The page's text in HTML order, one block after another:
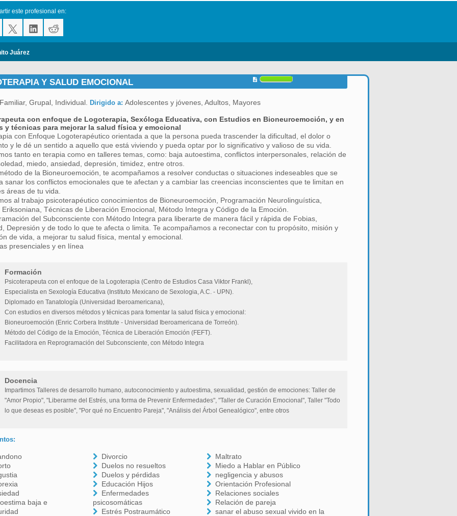
este profesional en:
Juárez
Y SALUD EMOCIONAL
Grupal, Individual. Dirigido a: Adolescentes y jóvenes, Adultos, Mayores
con enfoque de Logoterapia, Sexóloga Educativa, con Estudios en Bioneuroemoción, y en
y técnicas para mejorar la salud física y emocional
con Enfoque Logoterapéutico orientada a que la persona pueda trascender la dificultad, el dolor o
y le dé un sentido a aquello que está viviendo y pueda optar por lo significativo y valioso de su vida.
tanto en terapia como en talleres temas, como: baja autoestima, conflictos interpersonales, relación de
miedo, ansiedad, depresión, timidez, entre otros.
de la Bioneuroemoción, te acompañamos a resolver conductas o situaciones indeseables que se
sanar los conflictos emocionales que te afectan y a cambiar las creencias inconscientes que te limitan en
áreas de tu vida.
al trabajo psicoterapéutico conocimientos de Bioneuroemoción, Programación Neurolinguística,
Eriksoniana, Técnicas de Liberación Emocional, Método Integra y Código de la Emoción.
del Subconsciente con Método Integra para liberarte de manera fácil y rápida de Fobias,
Depresión y de todo lo que te afecta o limita. Te acompañamos a reconectar con tu propósito, misión y
de vida, a mejorar tu salud física, mental y emocional.
presenciales y en línea
Formación
Psicoterapeuta con el enfoque de la Logoterapia (Centro de Estudios Casa Viktor Frankl),
Especialista en Sexología Educativa (Instituto Mexicano de Sexologia, A.C. - UPN).
Diplomado en Tanatología (Universidad Iberoamericana),
Con estudios en diversos métodos y técnicas para fomentar la salud física y emocional:
Bioneuroemoción (Enric Corbera Institute - Universidad Iberoamericana de Torreón).
Método del Código de la Emoción, Técnica de Liberación Emoción (FEFT).
Facilitadora en Reprogramación del Subconsciente, con Método Integra
Docencia
Impartimos Talleres de desarrollo humano, autoconocimiento y autoestima, sexualidad, gestión de emociones: Taller de
"Amor Propio", "Liberarme del Estrés, una forma de Prevenir Enfermedades", "Taller de Curación Emocional", Taller "Todo
lo que deseas es posible", "Por qué no Encuentro Pareja", "Análisis del Árbol Genealógico", entre otros
baja e
Divorcio
Duelos no resueltos
Duelos y pérdidas
Educación Hijos
Enfermedades
psicosomáticas
Estrés Postraumático
Maltrato
Miedo a Hablar en Público
negligencia y abusos
Orientación Profesional
Relaciones sociales
Relación de pareja
sanar el abuso sexual vivido en la